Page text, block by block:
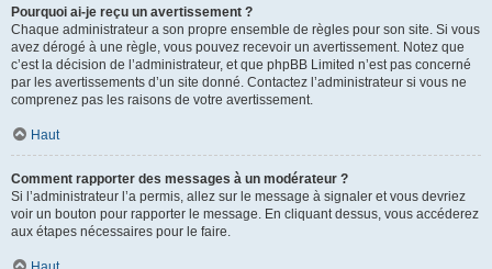
Pourquoi ai-je reçu un avertissement ?
Chaque administrateur a son propre ensemble de règles pour son site. Si vous
avez dérogé à une règle, vous pouvez recevoir un avertissement. Notez que
c’est la décision de l’administrateur, et que phpBB Limited n’est pas concerné
par les avertissements d’un site donné. Contactez l’administrateur si vous ne
comprenez pas les raisons de votre avertissement.
Haut
Comment rapporter des messages à un modérateur ?
Si l’administrateur l’a permis, allez sur le message à signaler et vous devriez
voir un bouton pour rapporter le message. En cliquant dessus, vous accéderez
aux étapes nécessaires pour le faire.